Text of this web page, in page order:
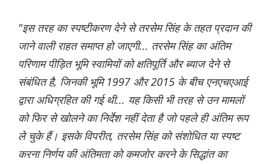
"इस तरह का स्पष्टीकरण देने से तरसेम सिंह के तहत प्रदान की
जाने वाली राहत समाप्त हो जाएगी... तरसेम सिंह का अंतिम
परिणाम पीड़ित भूमि स्वामियों को क्षतिपूर्ति और ब्याज देने से
संबंधित है, जिनकी भूमि 1997 और 2015 के बीच एनएचएआई
द्वारा अधिग्रहित की गई थी... यह किसी भी तरह से उन मामलों
को फिर से खोलने का निर्देश नहीं देता है जो पहले ही अंतिम रूप
ले चुके हैं। इसके विपरीत, तरसेम सिंह को संशोधित या स्पष्ट
करना निर्णय की अंतिमता को कमजोर करने के सिद्धांत का